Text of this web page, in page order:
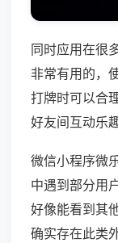
同时应用在很
非常有用的，
打牌时可以合
好友间互动乐趣
微信小程序微
中遇到部分用
好像能看到其
确实存在此类